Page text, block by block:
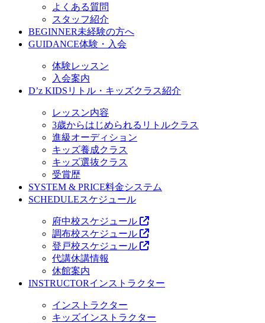
よくある質問
スタッフ紹介
BEGINNER未経験の方へ
GUIDANCE体験・入会
体験レッスン
入会案内
D’z KIDS リトル・キッズクラス紹介
レッスン内容
3歳からはじめられるリトルクラス
進級オーディション
キッズ養成クラス
キッズ選抜クラス
受賞歴
SYSTEM & PRICE料金システム
SCHEDULEスケジュール
府中校スケジュール
調布校スケジュール
登戸校スケジュール
代講休講情報
休館案内
INSTRUCTORインストラクター
インストラクター
キッズインストラクター